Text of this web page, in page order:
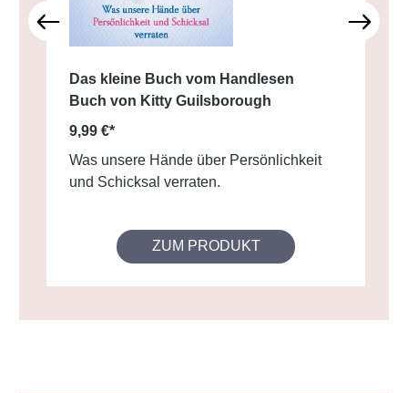
Das kleine Buch vom Handlesen
Buch von Kitty Guilsborough
9,99 €*
Was unsere Hände über Persönlichkeit
und Schicksal verraten.
ZUM PRODUKT